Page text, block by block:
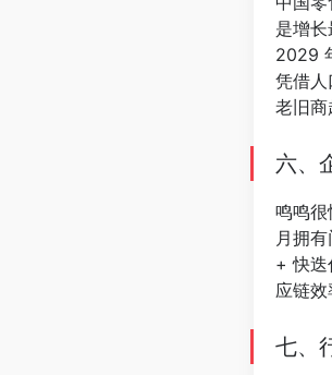
是增
2029
凭借
老旧商
六、
鸣鸣
月拥
+ 快迭
应链效
七、